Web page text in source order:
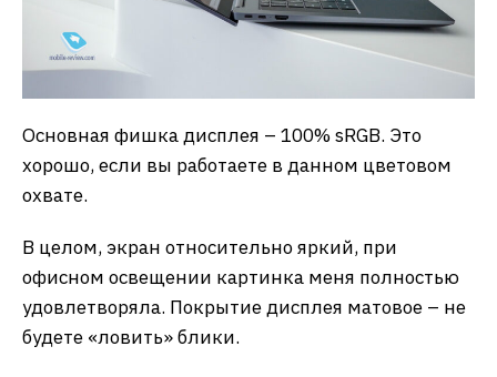
Основная фишка дисплея – 100% sRGB. Это
хорошо, если вы работаете в данном цветовом
охвате.
В целом, экран относительно яркий, при
офисном освещении картинка меня полностью
удовлетворяла. Покрытие дисплея матовое – не
будете «ловить» блики.